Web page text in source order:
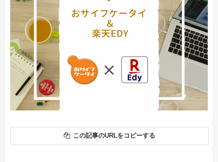
この記事のURLをコピーする